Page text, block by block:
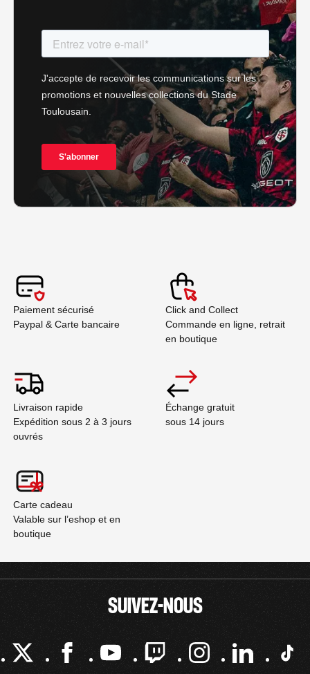
Paiement sécurisé
Paypal & Carte bancaire
Click and Collect
Commande en ligne, retrait
en boutique
Livraison rapide
Expédition sous 2 à 3 jours
ouvrés
Échange gratuit
sous 14 jours
Carte cadeau
Valable sur l’eshop et en
boutique
SUIVEZ-NOUS